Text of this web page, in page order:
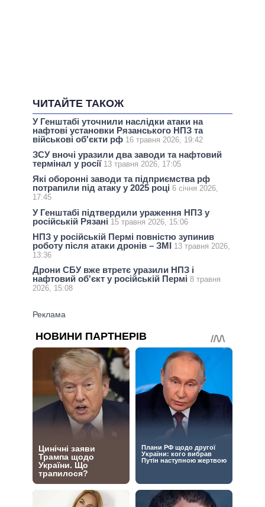
ЧИТАЙТЕ ТАКОЖ
У Генштабі уточнили наслідки атаки на
нафтові установки Рязанського НПЗ та
військові об'єкти рф 16 травня 2026, 19:42
ЗСУ вночі уразили два заводи та нафтовий
термінал у росії 13 травня 2026, 17:05
Які оборонні заводи та підприємства рф
потрапили під атаку у 2025 році 6 січня 2026,
17:45
У Генштабі підтвердили ураження НПЗ у
російській Рязані 15 травня 2026, 15:06
НПЗ у російській Пермі повністю зупинив
роботу після атаки дронів – ЗМІ 13 травня 2026,
13:36
Дрони СБУ вже втретє уразили НПЗ і
нафтовий об'єкт у російській Пермі 8 травня
2026, 15:08